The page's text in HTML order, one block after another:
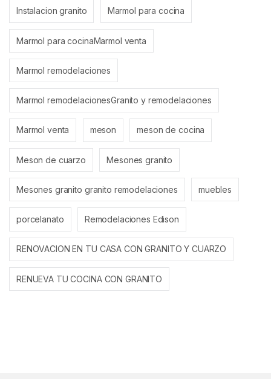
Instalacion granito Marmol para cocina
Marmol para cocinaMarmol venta
Marmol remodelaciones
Marmol remodelacionesGranito y remodelaciones
Marmol venta meson meson de cocina
Meson de cuarzo Mesones granito
Mesones granito granito remodelaciones muebles
porcelanato Remodelaciones Edison
RENOVACION EN TU CASA CON GRANITO Y CUARZO
RENUEVA TU COCINA CON GRANITO